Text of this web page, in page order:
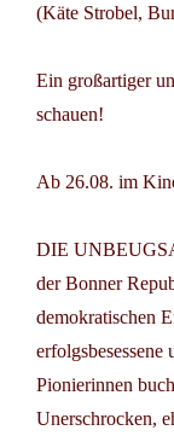
(Käte Strobel,
Ein großartiger
schauen!
Ab 26.08. im
DIE
der Bonner
demokratischen
Pionierinnen
Unerschrocken,